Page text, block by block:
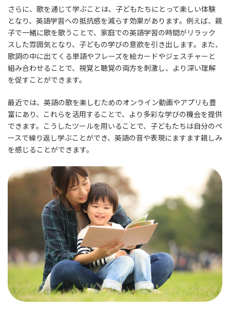
さらに、歌を通じて学ぶことは、子どもたちにとって楽しい体験
となり、英語学習への抵抗感を減らす効果があります。例えば、親
子で一緒に歌を歌うことで、家庭での英語学習の時間がリラック
スした雰囲気となり、子どもの学びの意欲を引き出します。また、
歌詞の中に出てくる単語やフレーズを絵カードやジェスチャーと
組み合わせることで、視覚と聴覚の両方を刺激し、より深い理解
を促すことができます。
最近では、英語の歌を楽しむためのオンライン動画やアプリも豊
富にあり、これらを活用することで、より多彩な学びの機会を提供
できます。こうしたツールを用いることで、子どもたちは自分のペ
ースで繰り返し学ぶことができ、英語の音や表現にますます親しみ
を感じることができます。